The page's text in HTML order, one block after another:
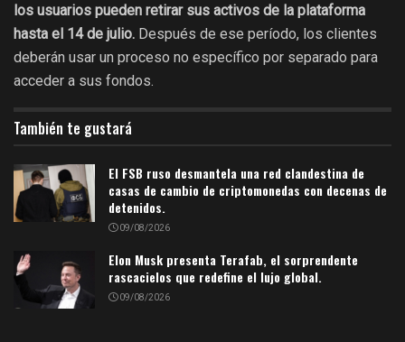
los usuarios pueden retirar sus activos de la plataforma
hasta el 14 de julio. Después de ese período, los clientes
deberán usar un proceso no específico por separado para
acceder a sus fondos.
También te gustará
El FSB ruso desmantela una red clandestina de
casas de cambio de criptomonedas con decenas de
detenidos.
09/08/2026
Elon Musk presenta Terafab, el sorprendente
rascacielos que redefine el lujo global.
09/08/2026